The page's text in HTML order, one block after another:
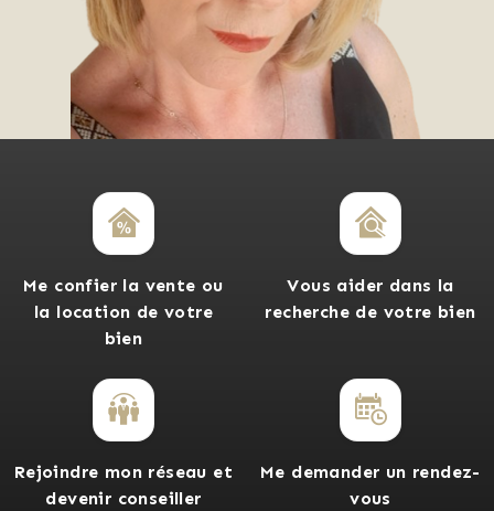
Me confier la vente ou
la location de votre
bien
Vous aider dans la
recherche de votre bien
Rejoindre mon réseau et
devenir conseiller
Me demander un rendez-
vous